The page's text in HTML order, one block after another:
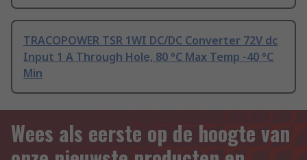
TRACOPOWER TSR 1WI DC/DC Converter 72V dc
Input 1 A Through Hole, 80 °C Max Temp -40 °C
Min
Wees als eerste op de hoogte van